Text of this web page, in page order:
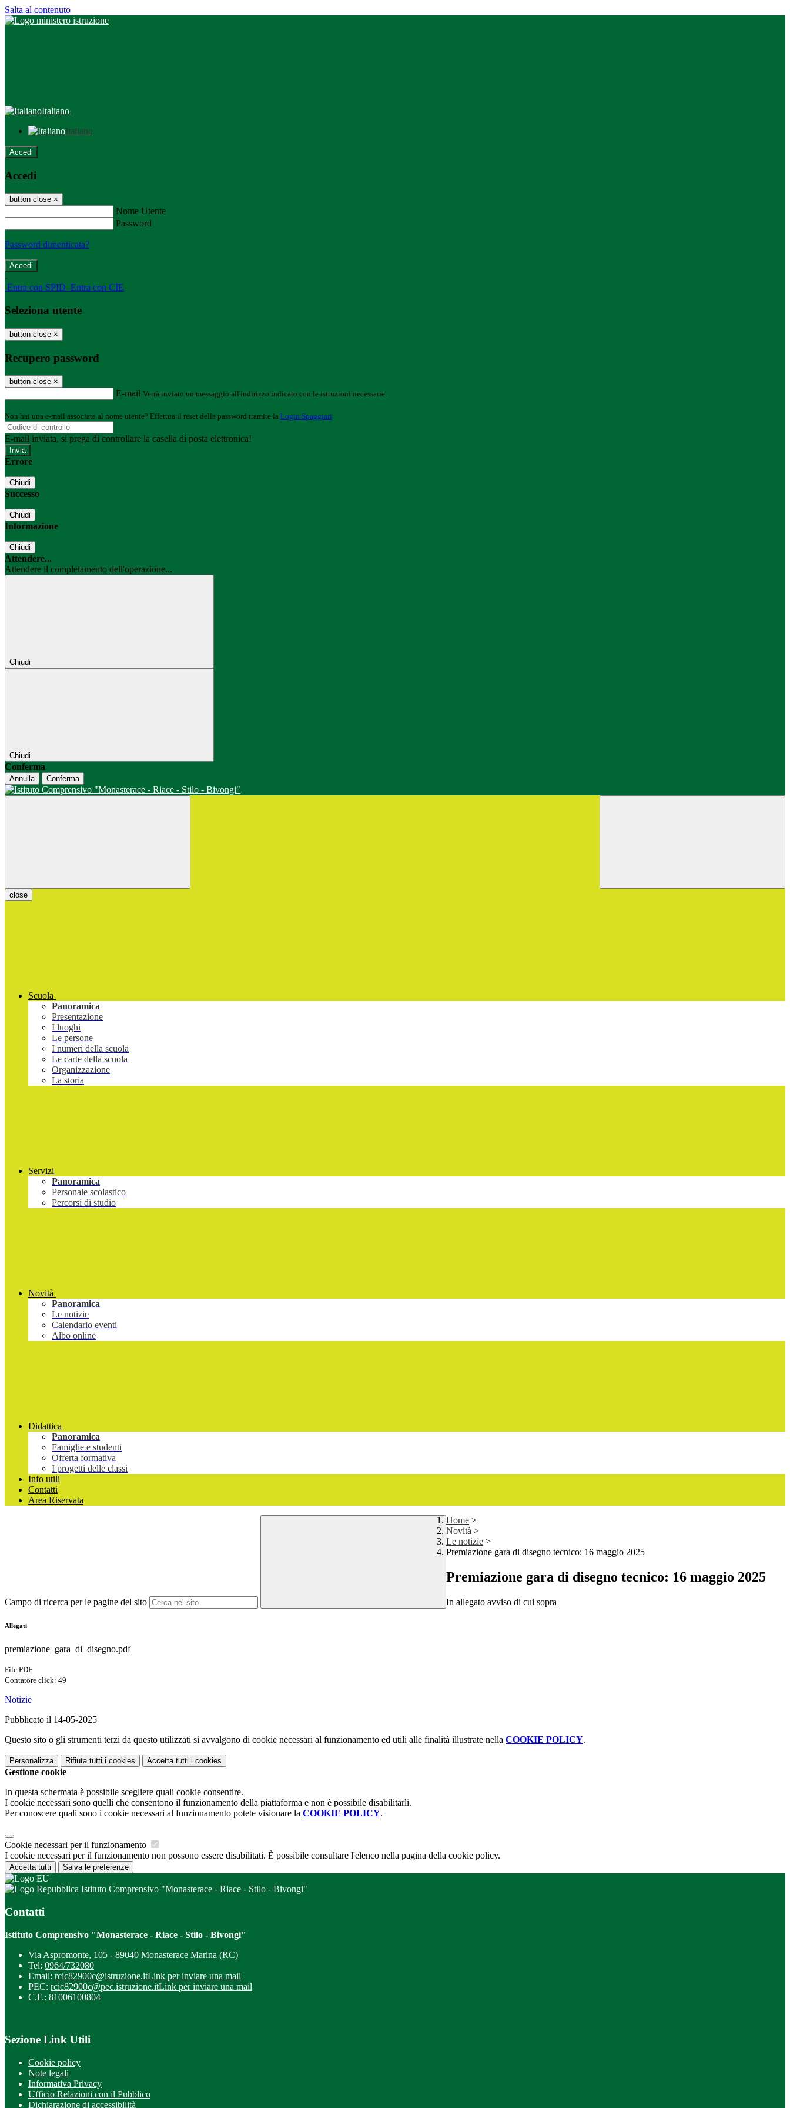
Salta al contenuto
Italiano
Italiano
Accedi
Accedi
button close ×
Nome Utente
Password
Password dimenticata?
-
Entra con SPID Entra con CIE
Seleziona utente
button close ×
Recupero password
button close ×
E-mail Verrà inviato un messaggio all'indirizzo indicato con le istruzioni necessarie.
Non hai una e-mail associata al nome utente? Effettua il reset della password tramite la Login Spaggiari
E-mail inviata, si prega di controllare la casella di posta elettronica!
Errore
Chiudi
Successo
Chiudi
Informazione
Chiudi
Attendere...
Attendere il completamento dell'operazione...
Chiudi
Chiudi
Conferma
Annulla Conferma
close
Scuola
Panoramica
Presentazione
I luoghi
Le persone
I numeri della scuola
Le carte della scuola
Organizzazione
La storia
Servizi
Panoramica
Personale scolastico
Percorsi di studio
Novità
Panoramica
Le notizie
Calendario eventi
Albo online
Didattica
Panoramica
Famiglie e studenti
Offerta formativa
I progetti delle classi
Info utili
Contatti
Area Riservata
Campo di ricerca per le pagine del sito
Home >
Novità >
Le notizie >
Premiazione gara di disegno tecnico: 16 maggio 2025
Premiazione gara di disegno tecnico: 16 maggio 2025
In allegato avviso di cui sopra
Allegati
premiazione_gara_di_disegno.pdf
File PDF
Contatore click: 49
Notizie
Pubblicato il 14-05-2025
Questo sito o gli strumenti terzi da questo utilizzati si avvalgono di cookie necessari al funzionamento ed utili alle finalità illustrate nella COOKIE POLICY.
Personalizza Rifiuta tutti i cookies Accetta tutti i cookies
Gestione cookie
In questa schermata è possibile scegliere quali cookie consentire.
I cookie necessari sono quelli che consentono il funzionamento della piattaforma e non è possibile disabilitarli.
Per conoscere quali sono i cookie necessari al funzionamento potete visionare la COOKIE POLICY.
Cookie necessari per il funzionamento
I cookie necessari per il funzionamento non possono essere disabilitati. È possibile consultare l'elenco nella pagina della cookie policy.
Accetta tutti Salva le preferenze
Istituto Comprensivo "Monasterace - Riace - Stilo - Bivongi"
Contatti
Istituto Comprensivo "Monasterace - Riace - Stilo - Bivongi"
Via Aspromonte, 105 - 89040 Monasterace Marina (RC)
Tel: 0964/732080
Email: rcic82900c@istruzione.itLink per inviare una mail
PEC: rcic82900c@pec.istruzione.itLink per inviare una mail
C.F.: 81006100804
Sezione Link Utili
Cookie policy
Note legali
Informativa Privacy
Ufficio Relazioni con il Pubblico
Dichiarazione di accessibilità